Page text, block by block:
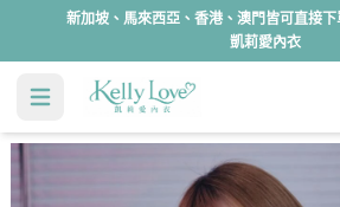
新加坡、馬來西亞、香港、澳門皆可直接
凱莉愛內衣
46 48